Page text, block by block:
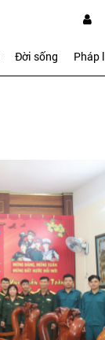
Đời sống Pháp